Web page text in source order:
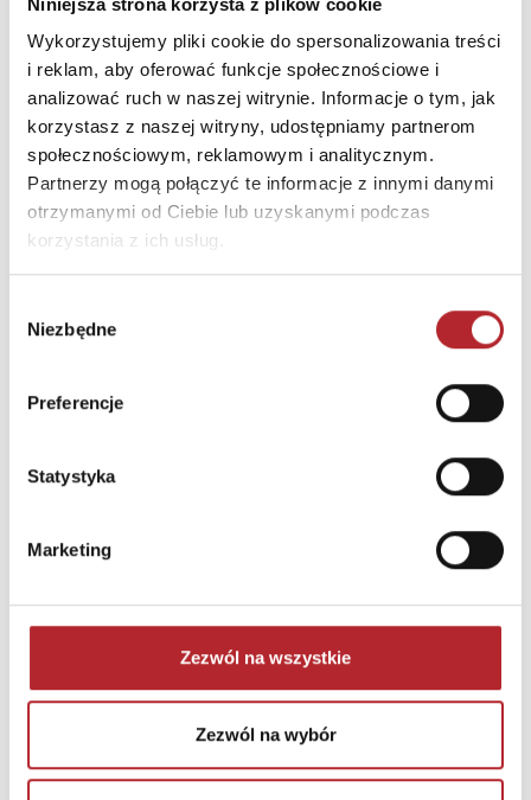
Wykorzystujemy pliki cookie do spersonalizowania treści
i reklam, aby oferować funkcje społecznościowe i
analizować ruch w naszej witrynie. Informacje o tym, jak
korzystasz z naszej witryny, udostępniamy partnerom
społecznościowym, reklamowym i analitycznym.
Partnerzy mogą połączyć te informacje z innymi danymi
otrzymanymi od Ciebie lub uzyskanymi podczas
korzystania z ich usług.
zgody
Niezbędne
Preferencje
Statystyka
Marketing
Zezwól na wszystkie
Zezwól na wybór
Kod pocztowy
80-209
Miasto
Chwaszczyno
E-mail
sklep@multogra.com.pl
INNI KLIENCI KUPOWALI
Gra Mölkky w skrzynce
Tactic Games
236,44 (brutto)
Zaloguj się, aby kupić
NAJCZĘŚCIEJ KUPOWANE zobacz więcej